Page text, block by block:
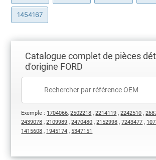
1454167
Catalogue complet de pièces
d'origine FORD
Exemple : 1704066,2502218 ,2214119 ,2242510 ,
2439078 ,2109989 ,2470480 ,2152998 ,7243477 ,
1415608 , 1945174 , 5347151